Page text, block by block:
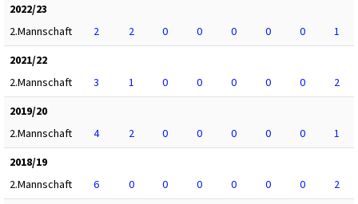
2022/23
2.Mannschaft
2 2 0 0 0 0 0
1
2021/22
2.Mannschaft
3 1 0 0 0 0 0
2
2019/20
2.Mannschaft
4 2 0 0 0 0 0
1
2018/19
2.Mannschaft
6 0 0 0 0 0 0
2